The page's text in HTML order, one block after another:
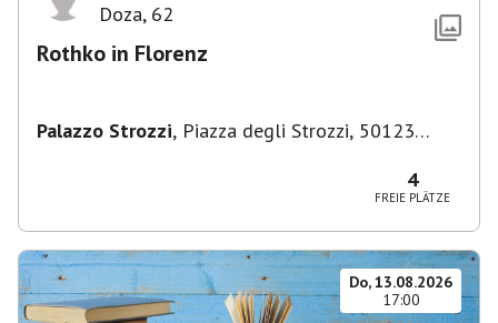
Doza, 62
Rothko in Florenz
Palazzo Strozzi, Piazza degli Strozzi, 50123
4
FREIE PLÄTZE
Do, 13.08.2026
17:00